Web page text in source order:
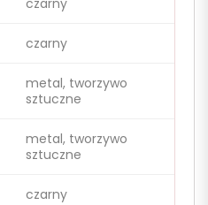
czarny
czarny
metal, tworzywo
sztuczne
metal, tworzywo
sztuczne
czarny